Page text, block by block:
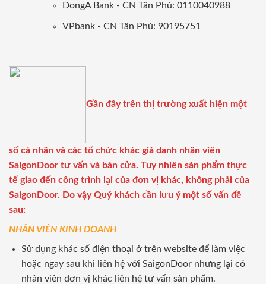
DongA Bank - CN Tân Phú: 0110040988
VPbank - CN Tân Phú: 90195751
Gần đây trên thị trường xuất hiện một
số cá nhân và các tổ chức khác giả danh nhân viên
SaigonDoor tư vấn và bán cửa. Tuy nhiên sản phẩm thực
tế giao đến công trình lại của đơn vị khác, không phải của
SaigonDoor. Do vậy Quý khách cần lưu ý một số vấn đề
sau:
NHÂN VIÊN KINH DOANH
Sử dụng khác số điện thoại ở trên website để làm việc
hoặc ngay sau khi liên hệ với SaigonDoor nhưng lại có
nhân viên đơn vị khác liên hệ tư vấn sản phẩm.